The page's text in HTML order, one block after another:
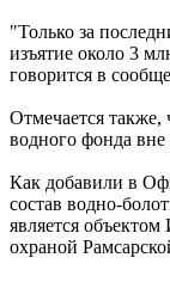
"Только за
изъятие около 3
говорится в
Отмечается также,
водного фонда вне
Как добавили в
состав водно-
является
охраной